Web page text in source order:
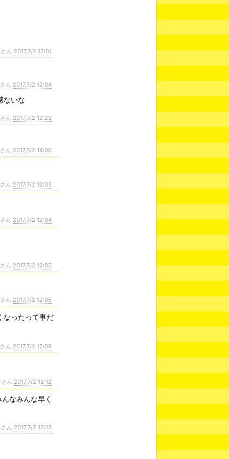
ん 2017,7/2 12:01
ん 2017,7/2 12:04
ないな
ん 2017,7/2 12:23
ん 2017,7/2 14:00
ん 2017,7/2 12:03
ん 2017,7/2 12:04
ん 2017,7/2 12:05
ん 2017,7/2 12:05
なったって事だ
ん 2017,7/2 12:08
ん 2017,7/2 12:12
なみんな早く
ん 2017,7/2 12:13